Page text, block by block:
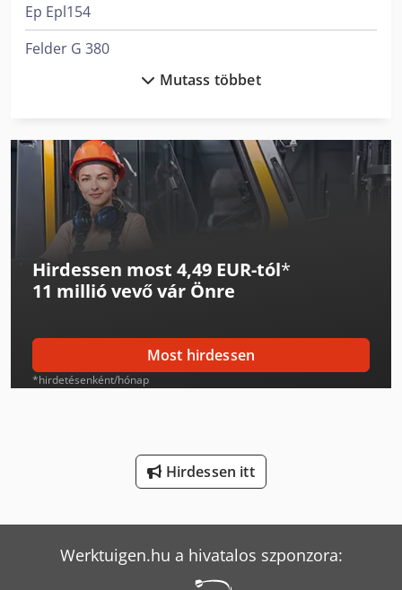
Ep Epl154
Felder G 380
Krone Bdf
Langzauner Lzg-M-Ii-Sy
Linde L 10
Linde L 12
Linde L 14
Linde Targonca
Man L 2000
Mercedes-Benz V
Mercedes-Benz Vario
Mutass többet
Hirdessen most 4,49 EUR-tól*
11 millió vevővár Önre
Most hirdessen
*hirdetésenként/hónap
Hirdessen itt
Werktuigen.hu a hivatalos szponzora: